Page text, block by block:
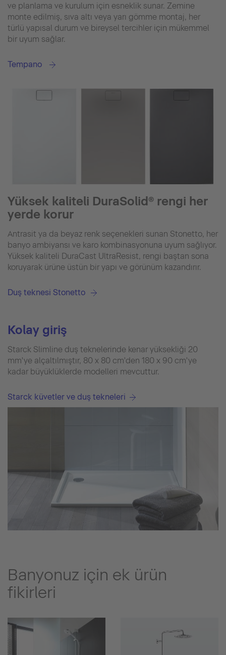
ve planlama ve kurulum için esneklik sunar. Zemine
monte edilmiş, sıva altı veya yarı gömme montaj, her
türlü yapısal durum ve bireysel tercihler için mükemmel
bir uyum sağlar.
Tempano
Yüksek kaliteli DuraSolid® rengi her
yerde korur
Antrasit ya da beyaz renk seçenekleri sunan Stonetto, her
banyo ambiyansı ve karo kombinasyonuna uyum sağlıyor.
Yüksek kaliteli DuraCast UltraResist, rengi baştan sona
koruyarak ürüne üstün bir yapı ve görünüm kazandırır.
Duş teknesi Stonetto
Kolay giriş
Starck Slimline duş teknelerinde kenar yüksekliği 20
mm'ye alçaltılmıştır, 80 x 80 cm'den 180 x 90 cm'ye
kadar büyüklüklerde modelleri mevcuttur.
Starck küvetler ve duş tekneleri
Banyonuz için ek ürün
fikirleri